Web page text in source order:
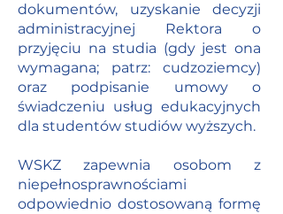
dokumentów, uzyskanie decyzji
administracyjnej Rektora o
przyjęciu na studia (gdy jest ona
wymagana; patrz: cudzoziemcy)
oraz podpisanie umowy o
świadczeniu usług edukacyjnych
dla studentów studiów wyższych.
WSKZ zapewnia osobom z
niepełnosprawnościami
odpowiednio dostosowaną formę